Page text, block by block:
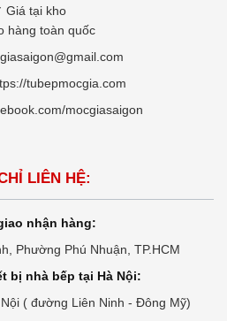
Giá tại kho
hàng toàn quốc
tubepmocgia.com
mocgiasaigon
LIÊN HỆ:
nhận hàng:
Phường Phú Nhuận, TP.HCM
bị nhà bếp tại Hà Nội:
( đường Liên Ninh - Đông Mỹ)